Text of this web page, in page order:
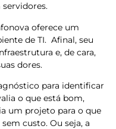
oferece um
de TI. Afinal, seu
e, de cara,
dores.
para identificar
o que está bom,
um projeto para o que
custo. Ou seja, a